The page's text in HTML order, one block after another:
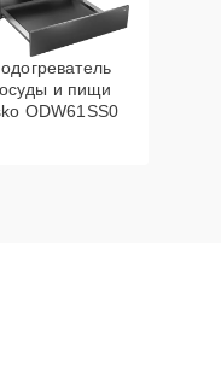
и пищи
ODW61SS0